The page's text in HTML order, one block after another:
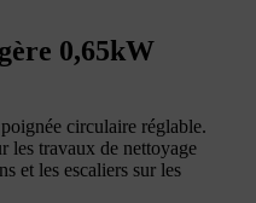
0,65kW
circulaire réglable.
les travaux de nettoyage
et les escaliers sur les